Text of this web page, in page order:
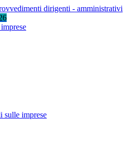
dirigenti - amministrativi
sulle imprese